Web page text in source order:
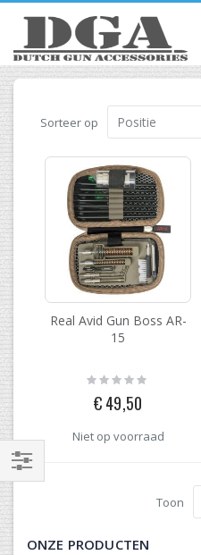
naar
de
inhoud
Sorteer op
Real Avid Gun Boss AR-
15
Rating:
0%
€ 49,50
Niet op voorraad
Toon
Filteren
ONZE PRODUCTEN